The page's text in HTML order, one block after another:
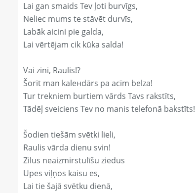
Lai gan smaids Tev ļoti burvīgs,
Neliec mums te stāvēt durvīs,
Labāk aicini pie galda,
Lai vērtējam cik kūka salda!
Vai zini, Raulis!?
Šorīt man kaleнdārs pa acīm belza!
Tur trekniem burtiem vārds Tavs rakstīts,
Tādēļ sveiciens Tev no manis telefonā bakstīts!
Šodien tiešām svētki lieli,
Raulis vārda dienu svin!
Zilus neaizmirstulīšu ziedus
Upes viļņos kaisu es,
Lai tie šajā svētku dienā,